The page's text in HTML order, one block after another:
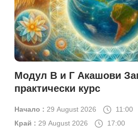
Модул В и Г Акашови
практически курс
Начало : 29 August 2026
11:00
Край : 29 August 2026 17:00